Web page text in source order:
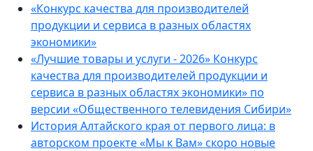
«Конкурс качества для производителей
продукции и сервиса в разных областях
экономики»
«Лучшие товары и услуги - 2026» Конкурс
качества для производителей продукции и
сервиса в разных областях экономики» по
версии «Общественного телевидения Сибири»
История Алтайского края от первого лица: в
авторском проекте «Мы к Вам» скоро новые